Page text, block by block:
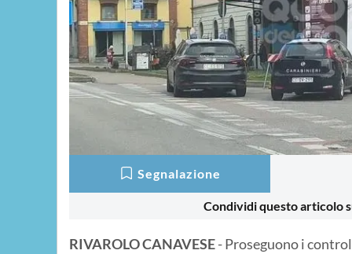
Segnalazione
Condividi questo articolo
RIVAROLO CANAVESE- Proseguono i